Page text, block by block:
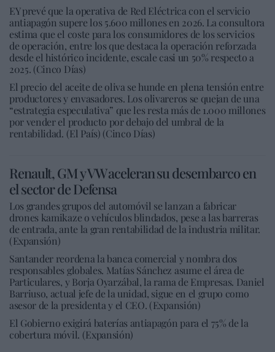
EY prevé que la operativa de Red Eléctrica con el servicio
antiapagón supere los 5.600 millones en 2026. La consultora
estima que el coste para los consumidores de los servicios
de operación, entre los que destaca la operación reforzada
desde el histórico incidente, escale casi un 50% respecto a
2025. (Cinco Días)
El precio del aceite de oliva se hunde en plena tensión entre
productores y envasadores. Los olivareros se quejan de una
“estrategia especulativa” que les resta más de 1.000 millones
por vender el producto por debajo del umbral de la
rentabilidad. (El País) (Cinco Días)
Renault, GM y VW aceleran su desembarco en
el sector de Defensa
Los grandes grupos del automóvil se lanzan a fabricar
drones kamikaze o vehículos blindados, pese a las barreras
de entrada, ante la gran rentabilidad de la industria militar.
(Expansión)
Santander reordena la banca comercial y nombra dos
responsables globales. Matías Sánchez asume el área de
Particulares, y Borja Oyarzábal, la rama de Empresas. Daniel
Barriuso, actual jefe de la unidad, sigue en el grupo como
asesor de la presidenta y el CEO. (Expansión)
El Gobierno exigirá baterías antiapagón para el 75% de la
cobertura móvil. (Expansión)